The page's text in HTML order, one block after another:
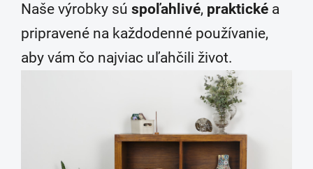
Naše výrobky sú spoľahlivé, praktické a
pripravené na každodenné používanie,
aby vám čo najviac uľahčili život.